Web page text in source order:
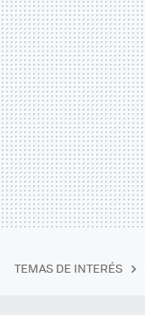
TEMAS DE INTERÉS